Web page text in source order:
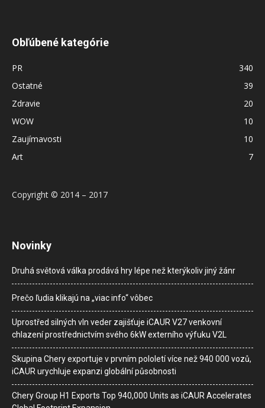
Obľúbené kategórie
PR
340
Ostatné
39
Zdravie
20
WOW
10
Zaujímavosti
10
Art
7
Copyright © 2014 – 2017
Novinky
Druhá světová válka prodává hry lépe než kterýkoliv jiný žánr
Prečo ľudia klikajú na „viac info“ vôbec
Uprostřed silných vln veder zajišťuje iCAUR V27 venkovní
chlazení prostřednictvím svého 6kW externího výfuku V2L
Skupina Chery exportuje v prvním pololetí více než 940 000 vozů,
iCAUR urychluje expanzi globální působnosti
Chery Group H1 Exports Top 940,000 Units as iCAUR Accelerates